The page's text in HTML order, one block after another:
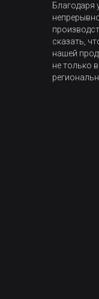
Благодаря
сказать,
нашей
не только